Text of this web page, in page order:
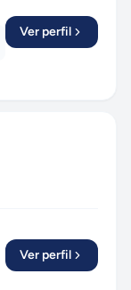
Ver perfil
Ver perfil